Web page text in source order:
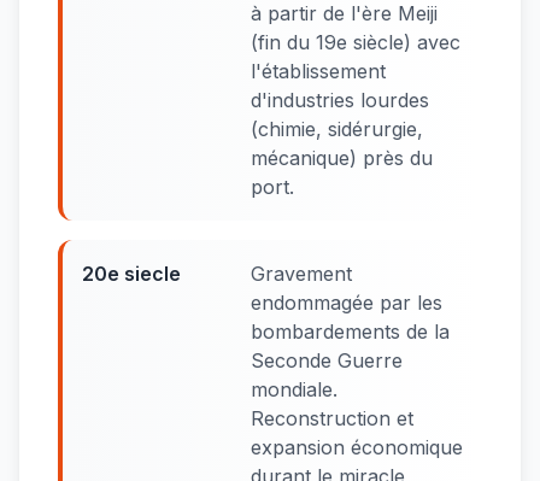
à partir de l'ère Meiji
(fin du 19e siècle) avec
l'établissement
d'industries lourdes
(chimie, sidérurgie,
mécanique) près du
port.
20e siecle
Gravement
endommagée par les
bombardements de la
Seconde Guerre
mondiale.
Reconstruction et
expansion économique
durant le miracle